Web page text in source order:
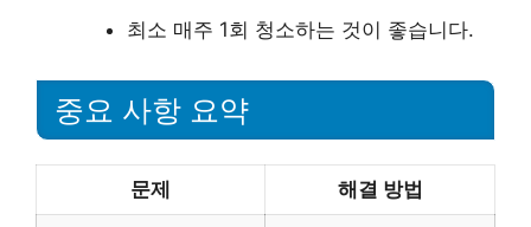
최소 매주 1회 청소하는 것이 좋습니다.
중요 사항 요약
문제 해결 방법